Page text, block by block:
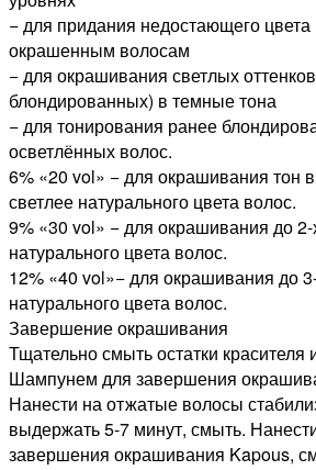
− для придания недостающего цвета
окрашенным волосам
− для окрашивания светлых
блондированных) в темные тона
− для тонирования ранее
осветлённых волос.
6% «20 vol» − для окрашивания тон
светлее натурального цвета волос.
9% «30 vol» − для окрашивания до 2-
натурального цвета волос.
12% «40 vol»− для окрашивания до
натурального цвета волос.
Завершение окрашивания
Тщательно смыть остатки
Шампунем для завершения
Нанести на отжатые волосы
выдержать 5-7 минут, смыть.
завершения окрашивания Kapous,